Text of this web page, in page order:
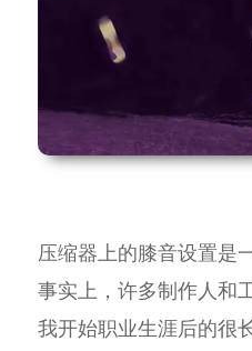
压缩器上的膝音设置是
事实上，许多制作人和
我开始职业生涯后的很